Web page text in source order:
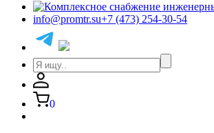
info@promtr.su+7 (473) 254-30-54
0